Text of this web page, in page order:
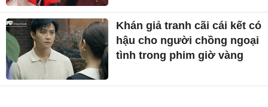
Khán giả tranh cãi cái kết có
hậu cho người chồng ngoại
tình trong phim giờ vàng